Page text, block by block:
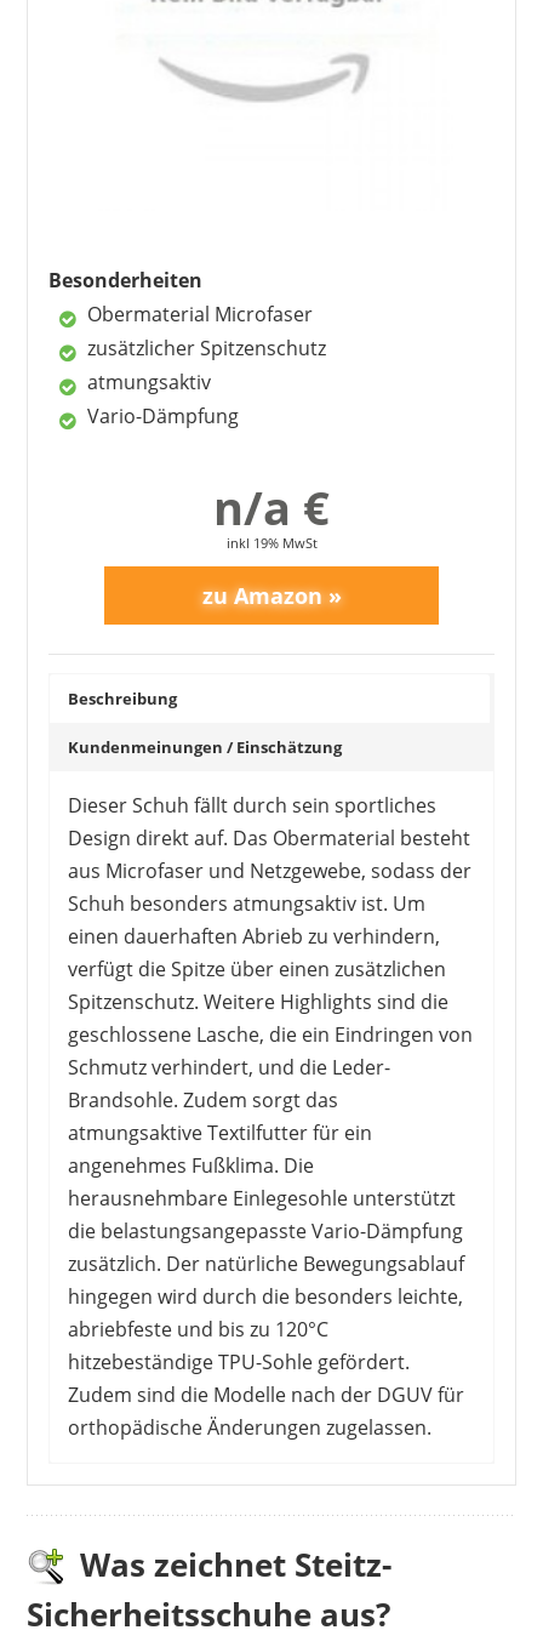
schöne Optik
Besonderheiten
Obermaterial Microfaser
zusätzlicher Spitzenschutz
atmungsaktiv
Vario-Dämpfung
n/a €
inkl 19% MwSt
Beschreibung
Kundenmeinungen / Einschätzung
Dieser Schuh fällt durch sein sportliches
Design direkt auf. Das Obermaterial besteht
aus Microfaser und Netzgewebe, sodass der
Schuh besonders atmungsaktiv ist. Um
einen dauerhaften Abrieb zu verhindern,
verfügt die Spitze über einen zusätzlichen
Spitzenschutz. Weitere Highlights sind die
geschlossene Lasche, die ein Eindringen von
Schmutz verhindert, und die Leder-
Brandsohle. Zudem sorgt das
atmungsaktive Textilfutter für ein
angenehmes Fußklima. Die
herausnehmbare Einlegesohle unterstützt
die belastungsangepasste Vario-Dämpfung
zusätzlich. Der natürliche Bewegungsablauf
hingegen wird durch die besonders leichte,
abriebfeste und bis zu 120°C
hitzebeständige TPU-Sohle gefördert.
Zudem sind die Modelle nach der DGUV für
orthopädische Änderungen zugelassen.
Die Sicherheitsschuhe sind leicht und
besonders bequem. KäuferInnen schätzen das
sportliche Design, das vorwiegend im
Innenbereich zum Einsatz kommt. Auch im
Sommer macht dieses Modell durch seine
Was zeichnet Steitz-
Sicherheitsschuhe aus?